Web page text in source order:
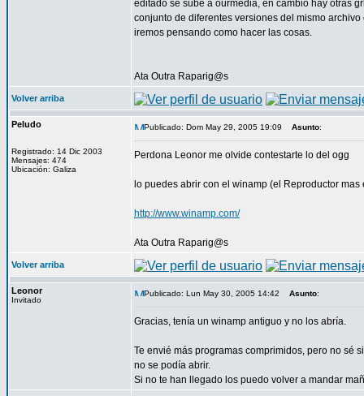
editado se sube a ourmedia, en cambio hay otras
conjunto de diferentes versiones del mismo
iremos pensando como hacer las cosas.
Ata Outra Raparig@s
Volver arriba
Peludo
Registrado: 14 Dic 2003
Mensajes: 474
Ubicación: Galiza
Publicado: Dom May 29, 2005 19:09 Asunto:
Perdona Leonor me olvide contestarte lo del ogg
lo puedes abrir con el winamp (el Reproductor
http://www.winamp.com/
Ata Outra Raparig@s
Volver arriba
Leonor
Invitado
Publicado: Lun May 30, 2005 14:42 Asunto:
Gracias, tenía un winamp antiguo y no los abría.
Te envié más programas comprimidos, pero no sé
no se podía abrir.
Si no te han llegado los puedo volver a mandar